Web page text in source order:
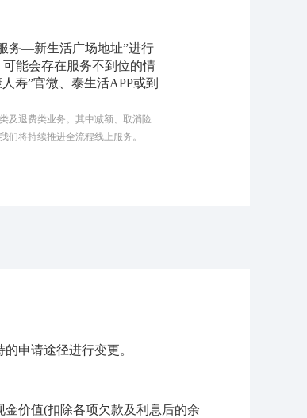
务—新生活广场地址”进行
能会存在服务不到位的情
寿”官微、泰生活APP或到
及退费类业务。其中减额、取消险
们将持续推进全流程线上服务。
申请途径进行变更。
价值(扣除各项欠款及利息后的余